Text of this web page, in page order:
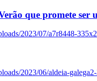
que promete ser
2023/07/a7r8448-
2023/06/aldeia-